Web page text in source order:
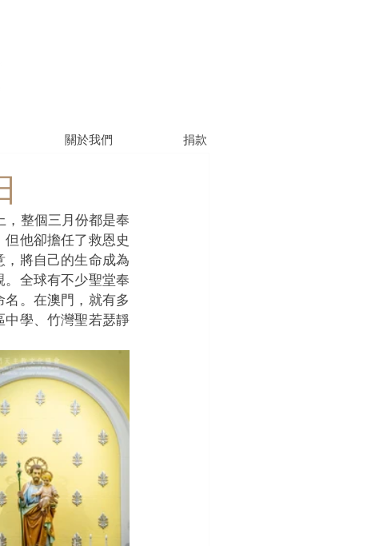
關於我們 捐款
，整個三月份都是奉
他卻擔任了救恩史
將自己的生命成為
全球有不少聖堂奉
。在澳門，就有多
學、竹灣聖若瑟靜